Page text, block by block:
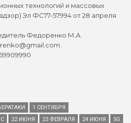
технологий и массовых
Эл ФС77-57994 от 28 апреля
Федоренко М.А.
1 СЕНТЯБРЯ
22 ИЮНЯ 23 ФЕВРАЛЯ 24 ИЮНЯ
5G